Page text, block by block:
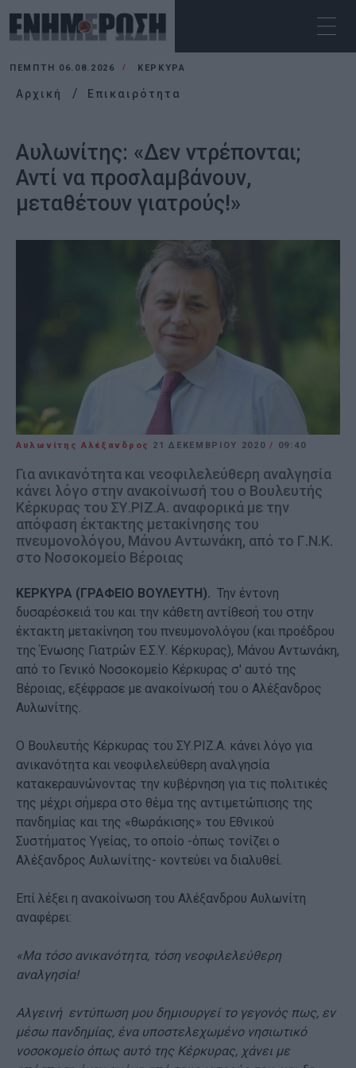
ΠΈΜΠΤΗ 06.08.2026 ΚΕΡΚΥΡΑ
Αρχική Επικαιρότητα
Αυλωνίτης: «Δεν ντρέπονται;
Αντί να προσλαμβάνουν,
μεταθέτουν γιατρούς!»
Αυλωνίτης Αλέξανδρος 21 ΔΕΚΕΜΒΡΊΟΥ 2020/ 09:40
Για ανικανότητα και νεοφιλελεύθερη αναλγησία
κάνει λόγο στην ανακοίνωσή του ο Βουλευτής
Κέρκυρας του ΣΥ.ΡΙΖ.Α. αναφορικά με την
απόφαση έκτακτης μετακίνησης του
πνευμονολόγου, Μάνου Αντωνάκη, από το Γ.Ν.Κ.
στο Νοσοκομείο Βέροιας
ΚΕΡΚΥΡΑ (ΓΡΑΦΕΙΟ ΒΟΥΛΕΥΤΗ). Την έντονη
δυσαρέσκειά του και την κάθετη αντίθεσή του στην
έκτακτη μετακίνηση του πνευμονολόγου (και προέδρου
της Ένωσης Γιατρών Ε.Σ.Υ. Κέρκυρας), Μάνου Αντωνάκη,
από το Γενικό Νοσοκομείο Κέρκυρας σ' αυτό της
Βέροιας, εξέφρασε με ανακοίνωσή του ο Αλέξανδρος
Αυλωνίτης.
Ο Βουλευτής Κέρκυρας του ΣΥ.ΡΙΖ.Α. κάνει λόγο για
ανικανότητα και νεοφιλελεύθερη αναλγησία
κατακεραυνώνοντας την κυβέρνηση για τις πολιτικές
της μέχρι σήμερα στο θέμα της αντιμετώπισης της
πανδημίας και της «θωράκισης» του Εθνικού
Συστήματος Υγείας, το οποίο -όπως τονίζει ο
Αλέξανδρος Αυλωνίτης- κοντεύει να διαλυθεί.
Επί λέξει η ανακοίνωση του Αλέξανδρου Αυλωνίτη
αναφέρει:
«Μα τόσο ανικανότητα, τόση νεοφιλελεύθερη
αναλγησία!
Αλγεινή εντύπωση μου δημιουργεί το γεγονός πως, εν
μέσω πανδημίας, ένα υποστελεχωμένο νησιωτικό
νοσοκομείο όπως αυτό της Κέρκυρας, χάνει με